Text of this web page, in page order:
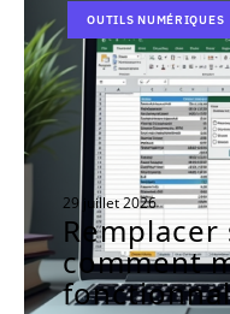
OUTILS NUMÉRIQUES
29 juillet 2026
comment